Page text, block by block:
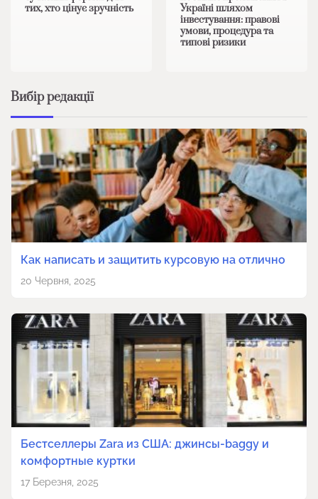
тих, хто цінує зручність
Україні шляхом
інвестування: правові
умови, процедура та
типові ризики
Вибір редакції
Как написать и защитить курсовую на отлично
20 Червня, 2025
Бестселлеры Zara из США: джинсы-baggy и
комфортные куртки
17 Березня, 2025